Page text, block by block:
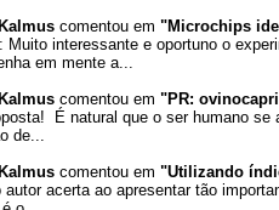
comentou em "Microchips
: Muito interessante e oportuno o
em mente a...
comentou em "PR:
É natural que o ser humano se
de...
comentou em "Utilizando
autor acerta ao apresentar tão